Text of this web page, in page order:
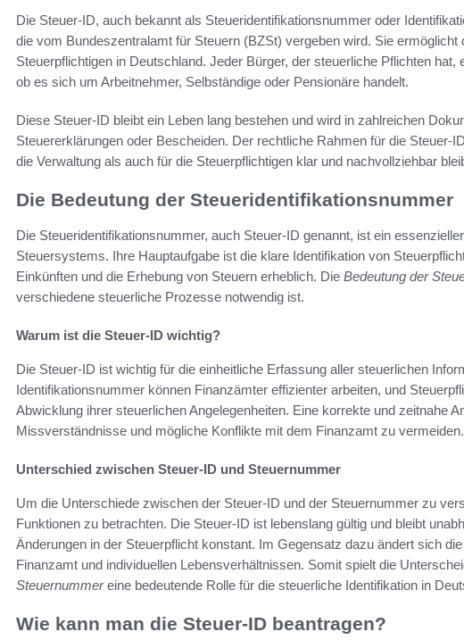
Die Steuer-ID, auch bekannt als Steueridentifikationsnummer oder
die vom Bundeszentralamt für Steuern (BZSt) vergeben wird. Sie ermöglicht
Steuerpflichtigen in Deutschland. Jeder Bürger, der steuerliche Pflichten hat,
ob es sich um Arbeitnehmer, Selbständige oder Pensionäre handelt.
Diese Steuer-ID bleibt ein Leben lang bestehen und wird in zahlreichen
Steuererklärungen oder Bescheiden. Der rechtliche Rahmen für die Steuer-
die Verwaltung als auch für die Steuerpflichtigen klar und nachvollziehbar
Die Bedeutung der Steueridentifikationsnummer
Die Steueridentifikationsnummer, auch Steuer-ID genannt, ist ein
Steuersystems. Ihre Hauptaufgabe ist die klare Identifikation von
Einkünften und die Erhebung von Steuern erheblich. Die Bedeutung der
verschiedene steuerliche Prozesse notwendig ist.
Warum ist die Steuer-ID wichtig?
Die Steuer-ID ist wichtig für die einheitliche Erfassung aller steuerlichen
Identifikationsnummer können Finanzämter effizienter arbeiten, und
Abwicklung ihrer steuerlichen Angelegenheiten. Eine korrekte und zeitnahe
Missverständnisse und mögliche Konflikte mit dem Finanzamt zu vermeiden.
Unterschied zwischen Steuer-ID und Steuernummer
Um die Unterschiede zwischen der Steuer-ID und der Steuernummer zu
Funktionen zu betrachten. Die Steuer-ID ist lebenslang gültig und bleibt
Änderungen in der Steuerpflicht konstant. Im Gegensatz dazu ändert sich
Finanzamt und individuellen Lebensverhältnissen. Somit spielt die
Steuernummereine bedeutende Rolle für die steuerliche Identifikation in
Wie kann man die Steuer-ID beantragen?